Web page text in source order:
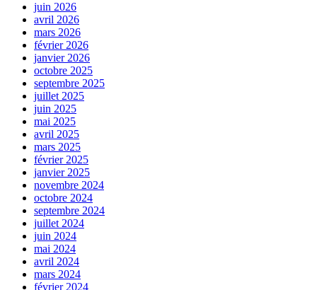
juin 2026
avril 2026
mars 2026
février 2026
janvier 2026
octobre 2025
septembre 2025
juillet 2025
juin 2025
mai 2025
avril 2025
mars 2025
février 2025
janvier 2025
novembre 2024
octobre 2024
septembre 2024
juillet 2024
juin 2024
mai 2024
avril 2024
mars 2024
février 2024